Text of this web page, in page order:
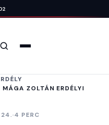
Keresés
ZOLTÁN ERDÉLYI
24.·4 PERC